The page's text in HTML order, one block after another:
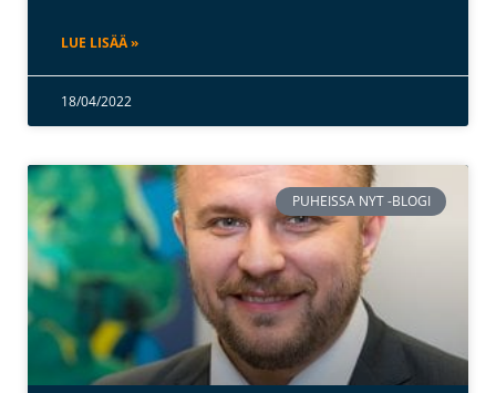
LUE LISÄÄ »
18/04/2022
PUHEISSA NYT -BLOGI